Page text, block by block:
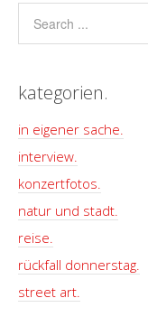
kategorien.
in eigener sache.
interview.
konzertfotos.
natur und stadt.
reise.
rückfall donnerstag.
street art.